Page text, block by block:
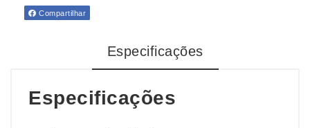
Compartilhar
Especificações
Especificações